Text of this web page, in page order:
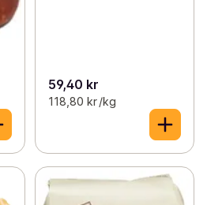
59,40 kr
118,80 kr /kg